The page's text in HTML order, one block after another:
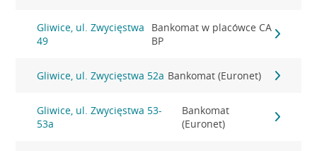
Gliwice, ul. Zwycięstwa
49
Bankomat w placówce CA
BP
Gliwice, ul. Zwycięstwa 52a Bankomat (Euronet)
Gliwice, ul. Zwycięstwa 53-
53a
Bankomat
(Euronet)